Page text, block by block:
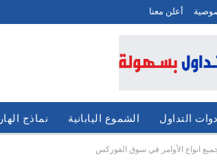
أعلن معنا
أدوات التداول الشموع اليابانية نماذج
انواع الأوامر في سوق الفوركس